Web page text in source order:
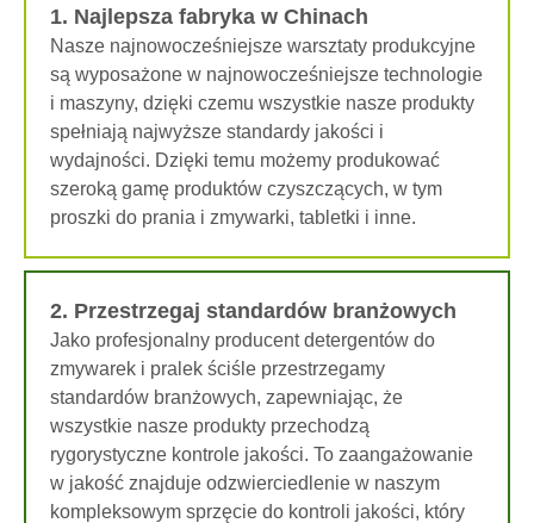
1. Najlepsza fabryka w Chinach
Nasze najnowocześniejsze warsztaty produkcyjne
są wyposażone w najnowocześniejsze technologie
i maszyny, dzięki czemu wszystkie nasze produkty
spełniają najwyższe standardy jakości i
wydajności. Dzięki temu możemy produkować
szeroką gamę produktów czyszczących, w tym
proszki do prania i zmywarki, tabletki i inne.
2. Przestrzegaj standardów branżowych
Jako profesjonalny producent detergentów do
zmywarek i pralek ściśle przestrzegamy
standardów branżowych, zapewniając, że
wszystkie nasze produkty przechodzą
rygorystyczne kontrole jakości. To zaangażowanie
w jakość znajduje odzwierciedlenie w naszym
kompleksowym sprzęcie do kontroli jakości, który